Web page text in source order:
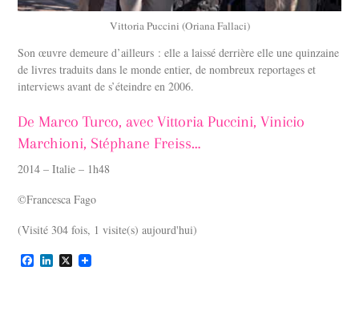
Vittoria Puccini (Oriana Fallaci)
Son œuvre demeure d’ailleurs : elle a laissé derrière elle une quinzaine
de livres traduits dans le monde entier, de nombreux reportages et
interviews avant de s’éteindre en 2006.
De Marco Turco, avec Vittoria Puccini, Vinicio
Marchioni, Stéphane Freiss…
2014 – Italie – 1h48
©Francesca Fago
(Visité 304 fois, 1 visite(s) aujourd'hui)
F L X